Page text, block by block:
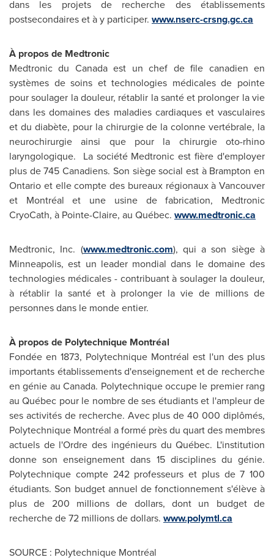
dans les projets de recherche des établissements
postsecondaires et à y participer. www.nserc-crsng.gc.ca
À propos de Medtronic
Medtronic du Canadaest un chef de file canadien en
systèmes de soins et technologies médicales de pointe
pour soulager la douleur, rétablir la santé et prolonger la vie
dans les domaines des maladies cardiaques et vasculaires
et du diabète, pour la chirurgie de la colonne vertébrale, la
neurochirurgie ainsi que pour la chirurgie oto-rhino
laryngologique. La société Medtronic est fière d'employer
plus de 745 Canadiens. Son siège social est à Brampton en
Ontario et elle compte des bureaux régionaux à Vancouver
et Montréal et une usine de fabrication, Medtronic
CryoCath, à Pointe-Claire, au Québec. www.medtronic.ca
Medtronic, Inc. (www.medtronic.com), qui a son siège à
Minneapolis, est un leader mondial dans le domaine des
technologies médicales - contribuant à soulager la douleur,
à rétablir la santé et à prolonger la vie de millions de
personnes dans le monde entier.
À propos de Polytechnique Montréal
Fondée en 1873, Polytechnique Montréal est l'un des plus
importants établissements d'enseignement et de recherche
en génie auCanada. Polytechnique occupe le premier rang
au Québec pour le nombre de ses étudiants et l'ampleur de
ses activités de recherche. Avec plus de 40 000 diplômés,
Polytechnique Montréal a formé près du quart des membres
actuels de l'Ordre des ingénieurs du Québec. L'institution
donne son enseignement dans 15 disciplines du génie.
Polytechnique compte 242 professeurs et plus de 7 100
étudiants. Son budget annuel de fonctionnement s'élève à
plus de 200 millions de dollars, dont un budget de
recherche de 72 millions de dollars. www.polymtl.ca
SOURCE : Polytechnique Montréal